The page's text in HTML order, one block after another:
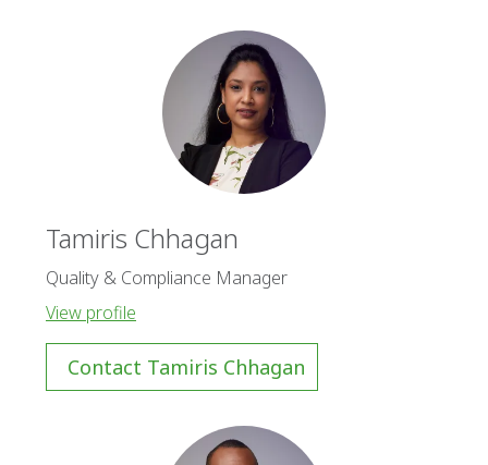
Tamiris Chhagan
Quality & Compliance Manager
View profile
Contact Tamiris Chhagan